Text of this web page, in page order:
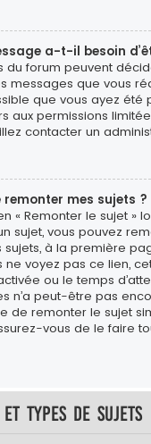
a-t-il besoin
du forum peuvent
messages que vous
que vous ayez été
aux permissions
contacter un
mes sujets ?
« Remonter le sujet »
sujet, vous pouvez
à la première
ne voyez pas ce lien,
ou le temps
n’a peut-être pas
de remonter le sujet
vous de le faire
et types de sujets